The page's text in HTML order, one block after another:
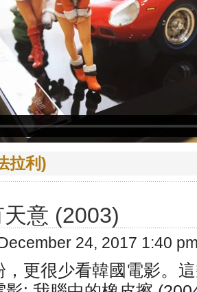
拉利)
意 (2003)
24, 2017 1:40
，更很少看韓國電影。